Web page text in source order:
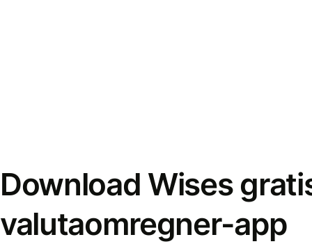
Download Wises
valutaomregner-app